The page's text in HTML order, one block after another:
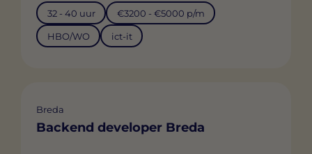
32 - 40 uur €3200 - €5000 p/m
HBO/WO ict-it
Breda
Backend developer Breda